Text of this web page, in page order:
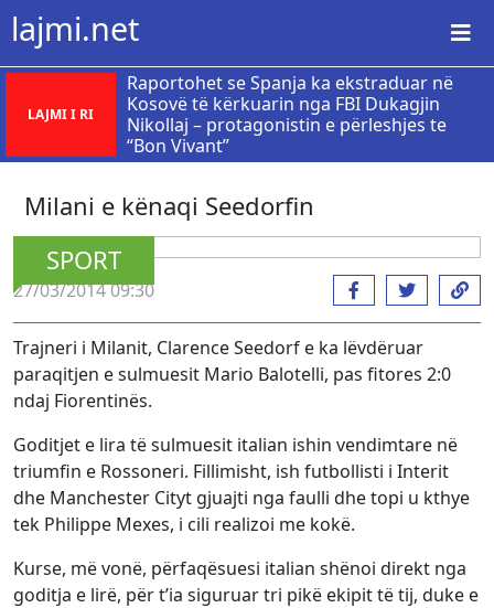
lajmi.net
LAJMI I RI
Raportohet se Spanja ka ekstraduar në
Kosovë të kërkuarin nga FBI Dukagjin
Nikollaj – protagonistin e përleshjes te
“Bon Vivant”
Milani e kënaqi Seedorfin
SPORT
27/03/2014 09:30
Trajneri i Milanit, Clarence Seedorf e ka lëvdëruar
paraqitjen e sulmuesit Mario Balotelli, pas fitores 2:0
ndaj Fiorentinës.
Goditjet e lira të sulmuesit italian ishin vendimtare në
triumfin e Rossoneri. Fillimisht, ish futbollisti i Interit
dhe Manchester Cityt gjuajti nga faulli dhe topi u kthye
tek Philippe Mexes, i cili realizoi me kokë.
Kurse, më vonë, përfaqësuesi italian shënoi direkt nga
goditja e lirë, për t’ia siguruar tri pikë ekipit të tij, duke e